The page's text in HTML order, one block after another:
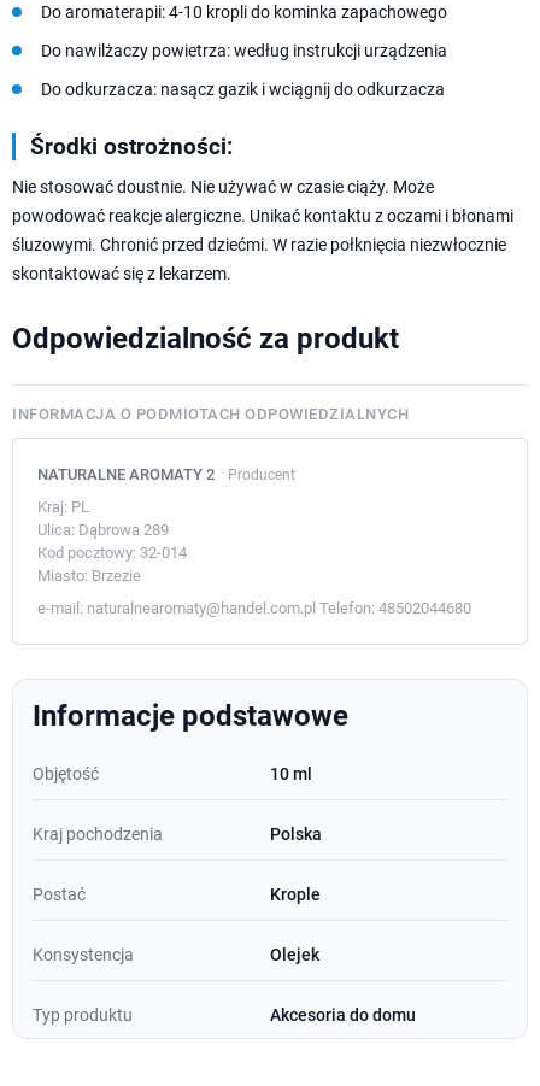
Do aromaterapii: 4-10 kropli do kominka zapachowego
Do nawilżaczy powietrza: według instrukcji urządzenia
Do odkurzacza: nasącz gazik i wciągnij do odkurzacza
Środki ostrożności:
Nie stosować doustnie. Nie używać w czasie ciąży. Może
powodować reakcje alergiczne. Unikać kontaktu z oczami i błonami
śluzowymi. Chronić przed dziećmi. W razie połknięcia niezwłocznie
skontaktować się z lekarzem.
Odpowiedzialność za produkt
INFORMACJA O PODMIOTACH ODPOWIEDZIALNYCH
NATURALNE AROMATY 2 Producent
Kraj: PL
Ulica: Dąbrowa 289
Kod pocztowy: 32-014
Miasto: Brzezie
e-mail: naturalnearomaty@handel.com.pl Telefon: 48502044680
Informacje podstawowe
Objętość 10 ml
Kraj pochodzenia Polska
Postać Krople
Konsystencja Olejek
Typ produktu Akcesoria do domu